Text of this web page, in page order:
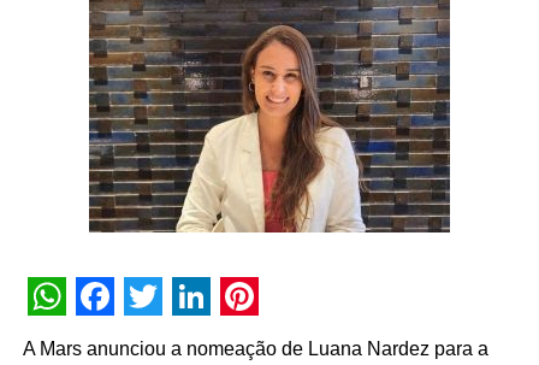
resultados ainda mais efetivos para nossos projetos e
clientes”, destaca Tatiana Pacheco,COOda Cheil Brasil.
A movimentação busca fortalecer a entrega criativa
integrada às demais áreas de especialidade da agência.
Além dos serviços tradicionais de planejamento, criação
e mídia, a Cheil opera com núcleos dedicados deCRM
, eventos,live commerce, produção de conteúdo,
inteligência artificial.
WhatsApp
Facebook
Twitter
LinkedIn
Pinterest
A Mars anunciou a nomeação de Luana Nardez para a